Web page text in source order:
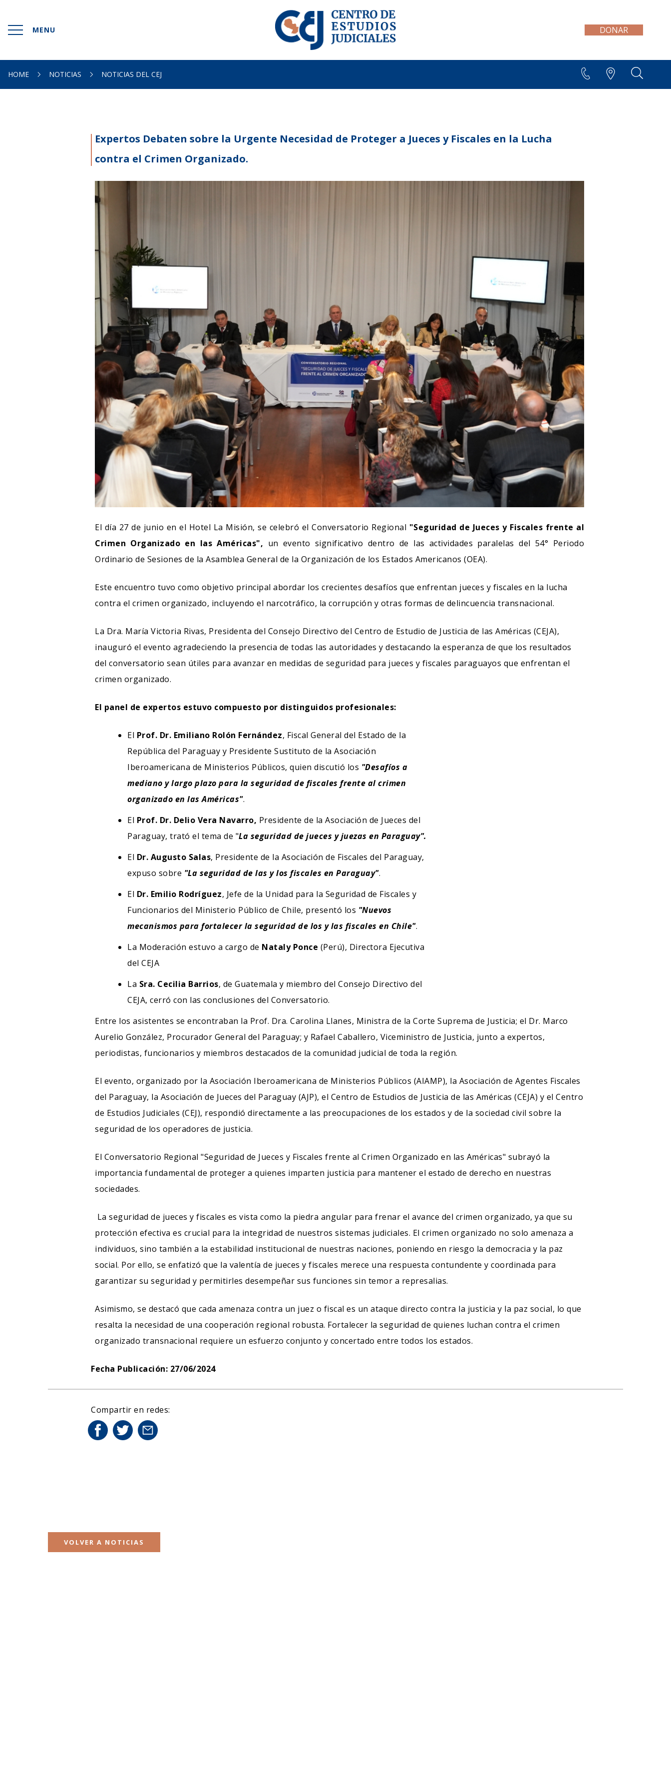
MENU DONAR
INICIO
SOMOS
HACEMOS
NOTICIAS
CONTACTO
SEGUINOS EN:
HOME NOTICIAS NOTICIAS DEL CEJ
Expertos Debaten sobre la Urgente Necesidad de Proteger a Jueces y Fiscales en la Lucha
contra el Crimen Organizado.
El día 27 de junio en el Hotel La Misión, se celebró el Conversatorio Regional "Seguridad de Jueces y Fiscales frente al
Crimen Organizado en las Américas", un evento significativo dentro de las actividades paralelas del 54° Periodo
Ordinario de Sesiones de la Asamblea General de la Organización de los Estados Americanos (OEA).
Este encuentro tuvo como objetivo principal abordar los crecientes desafíos que enfrentan jueces y fiscales en la lucha
contra el crimen organizado, incluyendo el narcotráfico, la corrupción y otras formas de delincuencia transnacional.
La Dra. María Victoria Rivas, Presidenta del Consejo Directivo del Centro de Estudio de Justicia de las Américas (CEJA),
inauguró el evento agradeciendo la presencia de todas las autoridades y destacando la esperanza de que los resultados
del conversatorio sean útiles para avanzar en medidas de seguridad para jueces y fiscales paraguayos que enfrentan el
crimen organizado.
El panel de expertos estuvo compuesto por distinguidos profesionales:
El Prof. Dr. Emiliano Rolón Fernández, Fiscal General del Estado de la
República del Paraguay y Presidente Sustituto de la Asociación
Iberoamericana de Ministerios Públicos, quien discutió los "Desafíos a
mediano y largo plazo para la seguridad de fiscales frente al crimen
organizado en las Américas".
El Prof. Dr. Delio Vera Navarro, Presidente de la Asociación de Jueces del
Paraguay, trató el tema de "La seguridad de jueces y juezas en Paraguay".
El Dr. Augusto Salas, Presidente de la Asociación de Fiscales del Paraguay,
expuso sobre "La seguridad de las y los fiscales en Paraguay".
El Dr. Emilio Rodríguez, Jefe de la Unidad para la Seguridad de Fiscales y
Funcionarios del Ministerio Público de Chile, presentó los "Nuevos
mecanismos para fortalecer la seguridad de los y las fiscales en Chile".
La Moderación estuvo a cargo de Nataly Ponce (Perú), Directora Ejecutiva
del CEJA
La Sra. Cecilia Barrios, de Guatemala y miembro del Consejo Directivo del
CEJA, cerró con las conclusiones del Conversatorio.
Entre los asistentes se encontraban la Prof. Dra. Carolina Llanes, Ministra de la Corte Suprema de Justicia; el Dr. Marco
Aurelio González, Procurador General del Paraguay; y Rafael Caballero, Viceministro de Justicia, junto a expertos,
periodistas, funcionarios y miembros destacados de la comunidad judicial de toda la región.
El evento, organizado por la Asociación Iberoamericana de Ministerios Públicos (AIAMP), la Asociación de Agentes Fiscales
del Paraguay, la Asociación de Jueces del Paraguay (AJP), el Centro de Estudios de Justicia de las Américas (CEJA) y el Centro
de Estudios Judiciales (CEJ), respondió directamente a las preocupaciones de los estados y de la sociedad civil sobre la
seguridad de los operadores de justicia.
El Conversatorio Regional "Seguridad de Jueces y Fiscales frente al Crimen Organizado en las Américas" subrayó la
importancia fundamental de proteger a quienes imparten justicia para mantener el estado de derecho en nuestras
sociedades.
La seguridad de jueces y fiscales es vista como la piedra angular para frenar el avance del crimen organizado, ya que su
protección efectiva es crucial para la integridad de nuestros sistemas judiciales. El crimen organizado no solo amenaza a
individuos, sino también a la estabilidad institucional de nuestras naciones, poniendo en riesgo la democracia y la paz
social. Por ello, se enfatizó que la valentía de jueces y fiscales merece una respuesta contundente y coordinada para
garantizar su seguridad y permitirles desempeñar sus funciones sin temor a represalias.
Asimismo, se destacó que cada amenaza contra un juez o fiscal es un ataque directo contra la justicia y la paz social, lo que
resalta la necesidad de una cooperación regional robusta. Fortalecer la seguridad de quienes luchan contra el crimen
organizado transnacional requiere un esfuerzo conjunto y concertado entre todos los estados.
Fecha Publicación: 27/06/2024
Compartir en redes:
VOLVER A NOTICIAS